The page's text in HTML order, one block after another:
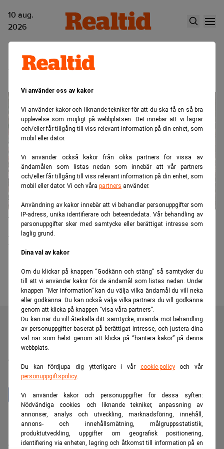
Vi använder oss av kakor
Vi använder kakor och liknande tekniker för att du ska få en så bra
upplevelse som möjligt på webbplatsen. Det innebär att vi lagrar
och/eller får tillgång till viss relevant information på din enhet, som
mobil eller dator.
Vi använder också kakor från olika partners för vissa av
ändamålen som listas nedan som innebär att vår partners
och/eller får tillgång till viss relevant information på din enhet, som
mobil eller dator. Vi och våra partners använder.
Användning av kakor innebär att vi behandlar personuppgifter som
IP-adress, unika identifierare och beteendedata. Vår behandling av
personuppgifter sker med samtycke eller berättigat intresse som
laglig grund.
Dina val av kakor
Om du klickar på knappen “Godkänn och stäng” så samtycker du
till att vi använder kakor för de ändamål som listas nedan. Under
knappen “Mer information” kan du välja vilka ändamål du vill neka
eller godkänna. Du kan också välja vilka partners du vill godkänna
genom att klicka på knappen “visa våra partners”.
Du kan när du vill återkalla ditt samtycke, invända mot behandling
av personuppgifter baserat på berättigat intresse, och justera dina
val när som helst genom att klicka på “hantera kakor” på denna
webbplats.
Du kan fördjupa dig ytterligare i vår cookie-policyoch vår
personuppgiftspolicy.
Vi använder kakor och personuppgifter för dessa syften:
Nödvändiga cookies och liknande tekniker, anpassning av
annonser, analys och utveckling, marknadsföring, innehåll,
annons- och innehållsmätning, målgruppsstatistik,
produktutveckling, uppgifter om geografisk positionering,
identifiering via enheten, lagring och åtkomst till information på en
10 aug.
2026
Villapriser
Villasuget ökar – säljs fler än under
pandemin
Realtid är en oberoende och kostnadsfri nyhetskanal för
dig som vill fördjupa dig inom finans- och
näringslivsnyheter.
Hantera prenumeration
Integritetspolicy för personuppgifter
Cookiepolicy